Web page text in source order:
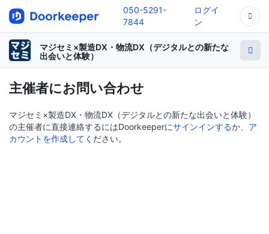
050-5291-
7844
ログイ
ン
マジセミ×製造DX・物流DX（デジタルとの新たな
出会いと体験）
主催者にお問い合わせ
マジセミ×製造DX・物流DX（デジタルとの新たな出会いと体験）
の主催者に直接連絡するにはDoorkeeperにサインインするか、 ア
カウントを作成して ください。